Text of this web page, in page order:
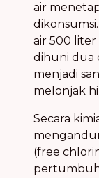
air
air 500
dihuni dua
menjadi
melonjak
Secara
(free